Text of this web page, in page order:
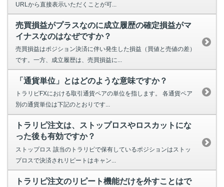
URLから直接表示いただくことが可...
売買損益がプラスなのに成立履歴の確定損益がマ
イナスなのはなぜですか？
売買損益はポジション決済に伴い発生した損益（買値と売値の差）
です。一方、成立履歴は、売買損益に...
「通貨単位」とはどのような意味ですか？
トラリピFXにおける取引通貨ペアの単位を指します。 各通貨ペア
別の通貨単位は下記のとおりです...
トラリピ注文は、ストップロスやロスカットにな
った後も有効ですか？
ストップロス 該当のトラリピで保有しているポジションはストッ
プロスで決済されリピートはキャン...
トラリピ注文のリピート機能だけを外すことはで